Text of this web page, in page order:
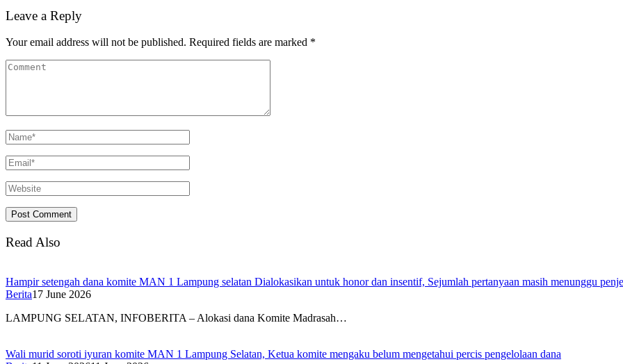
Leave a Reply
Your email address will not be published. Required fields are marked *
Read Also
Hampir setengah dana komite MAN 1 Lampung selatan Dialokasikan untuk honor dan insentif, Sejumlah pertanyaan masih menunggu
Berita17 June 2026
LAMPUNG SELATAN, INFOBERITA – Alokasi dana Komite Madrasah…
Wali murid soroti iyuran komite MAN 1 Lampung Selatan, Ketua komite mengaku belum mengetahui percis pengelolaan dana